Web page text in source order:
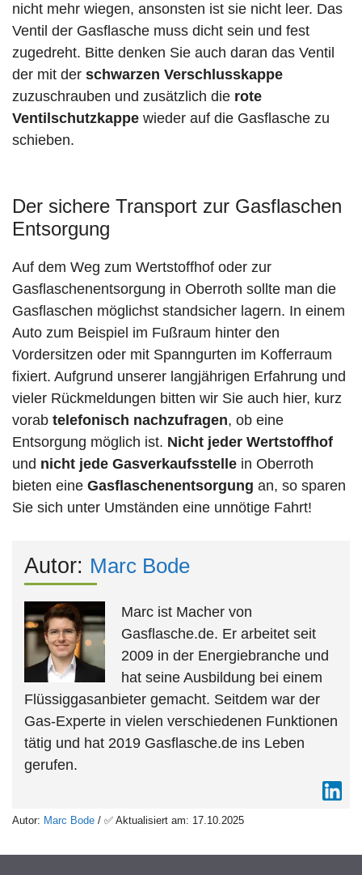
nicht mehr wiegen, ansonsten ist sie nicht leer. Das
Ventil der Gasflasche muss dicht sein und fest
zugedreht. Bitte denken Sie auch daran das Ventil
der mit der schwarzen Verschlusskappe
zuzuschrauben und zusätzlich die rote
Ventilschutzkappe wieder auf die Gasflasche zu
schieben.
Der sichere Transport zur Gasflaschen
Entsorgung
Auf dem Weg zum Wertstoffhof oder zur
Gasflaschenentsorgung in Oberroth sollte man die
Gasflaschen möglichst standsicher lagern. In einem
Auto zum Beispiel im Fußraum hinter den
Vordersitzen oder mit Spanngurten im Kofferraum
fixiert. Aufgrund unserer langjährigen Erfahrung und
vieler Rückmeldungen bitten wir Sie auch hier, kurz
vorab telefonisch nachzufragen, ob eine
Entsorgung möglich ist. Nicht jeder Wertstoffhof
und nicht jede Gasverkaufsstelle in Oberroth
bieten eine Gasflaschenentsorgung an, so sparen
Sie sich unter Umständen eine unnötige Fahrt!
Autor: Marc Bode
Marc ist Macher von
Gasflasche.de. Er arbeitet seit
2009 in der Energiebranche und
hat seine Ausbildung bei einem
Flüssiggasanbieter gemacht. Seitdem war der
Gas-Experte in vielen verschiedenen Funktionen
tätig und hat 2019 Gasflasche.de ins Leben
gerufen.
Autor: Marc Bode / ✅ Aktualisiert am: 17.10.2025